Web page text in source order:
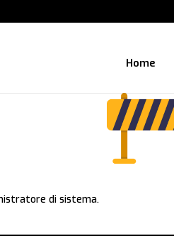
Home
di sistema.